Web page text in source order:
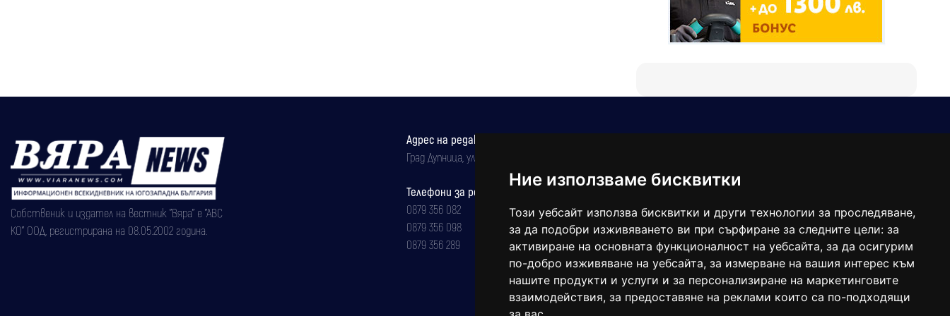
Ние използваме бисквитки
Този уебсайт използва бисквитки и други технологии за проследяване,
за да подобри изживяването ви при сърфиране за следните цели: за
активиране на основната функционалност на уебсайта, за да осигурим
по-добро изживяване на уебсайта, за измерване на вашия интерес към
нашите продукти и услуги и за персонализиране на маркетинговите
взаимодействия, за предоставяне на реклами които са по-подходящи
Собственик и издател на вестник "Вяра" е "АВС
КО" ООД, регистрирана на 08.05.2002 година.
Адрес на редакцията
Град Дупница, ул.''Христо Ботев" 43
Телефони за реклама и абонаменти
0879 356 082
0879 356 098
0879 356 289
balgarkanews@gmail.com